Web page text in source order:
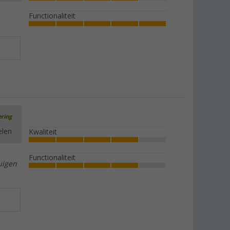
Functionaliteit
Kwaliteit
Functionaliteit